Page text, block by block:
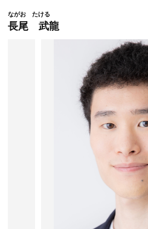
ながお たける
長尾 武龍